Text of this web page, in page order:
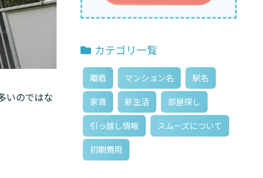
いのではな
カテゴリ一覧
離婚 マンション名 駅名
家賃 新生活 部屋探し
引っ越し情報 スムーズについて
初期費用